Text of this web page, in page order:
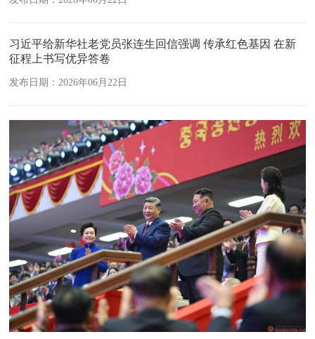
习近平给新华社老党员张连生回信强调 传承红色基因 在新
征程上书写优异答卷
发布日期：2026年06月22日